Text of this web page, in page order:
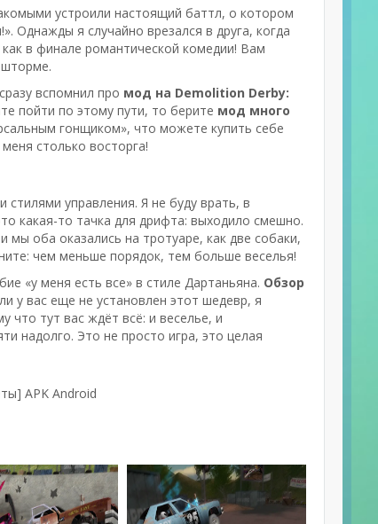
устроили настоящий баттл, о котором
Однажды я случайно врезался в друга, когда
в финале романтической комедии! Вам
шторме.
вспомнил про мод на Demolition Derby:
пойти по этому пути, то берите мод много
гонщиком», что можете купить себе
столько восторга!
управления. Я не буду врать, в
какая-то тачка для дрифта: выходило смешно.
мы оба оказались на тротуаре, как две собаки,
чем меньше порядок, тем больше веселья!
«у меня есть все» в стиле Дартаньяна. Обзор
у вас еще не установлен этот шедевр, я
что тут вас ждёт всё: и веселье, и
надолго. Это не просто игра, это целая
APK Android